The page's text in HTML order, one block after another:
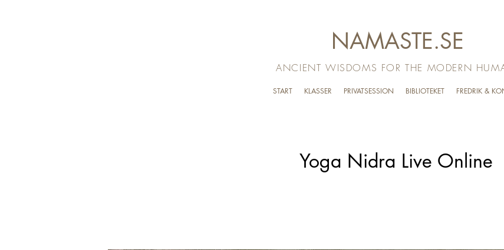
NAMASTE.SE
ANCIENT WISDOMS FOR THE MODERN
START KLASSER PRIVATSESSION BIBLIOTEKET FREDRIK &
Yoga Nidra Live Online